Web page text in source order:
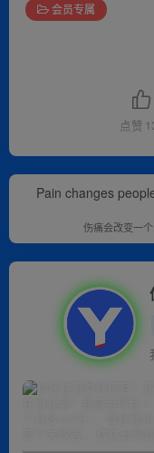
会员专属
点赞
Pain changes
伤痛会改变一